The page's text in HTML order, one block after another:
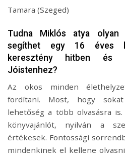
Tamara (Szeged)
Tudna Miklós atya olyan
segíthet egy 16 éves
keresztény hitben és
Jóistenhez?
Az okos minden
fordítani. Most, hogy
lehetőség a több olvasásra
könyvajánlót, nyilván a
értékesek. Fontossági
mindenkinek el kellene